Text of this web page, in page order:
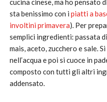
cucina cinese, ma ho pensato
sta benissimo con i piatti a
involtini primavera). Per
semplici ingredienti: passata
mais, aceto, zucchero e sale.
nell’acqua e poi si cuoce in
composto con tutti gli altri
addensato.